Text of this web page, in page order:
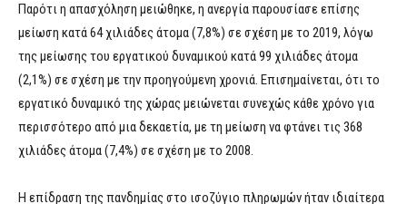
Παρότι η απασχόληση μειώθηκε, η ανεργία παρουσίασε επίσης
μείωση κατά 64 χιλιάδες άτομα (7,8%) σε σχέση με το 2019, λόγω
της μείωσης του εργατικού δυναμικού κατά 99 χιλιάδες άτομα
(2,1%) σε σχέση με την προηγούμενη χρονιά. Επισημαίνεται, ότι το
εργατικό δυναμικό της χώρας μειώνεται συνεχώς κάθε χρόνο για
περισσότερο από μια δεκαετία, με τη μείωση να φτάνει τις 368
χιλιάδες άτομα (7,4%) σε σχέση με το 2008.
Η επίδραση της πανδημίας στο ισοζύγιο πληρωμών ήταν ιδιαίτερα